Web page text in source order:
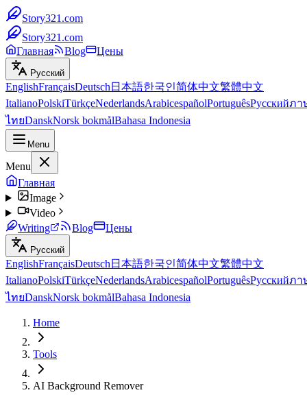
Story321.com
Story321.com
Главная
Blog Цены
Русский
EnglishFrançaisDeutsch 日本語한국인简体中文繁體中文
ItalianoPolskiTürkçeNederlandsArabicespañolPortuguêsРусскийภา
ไทยDanskNorsk bokmålBahasa Indonesia
Menu
Menu
Главная
Image
Video
Writing
Blog Цены
Русский
EnglishFrançaisDeutsch 日本語한국인简体中文繁體中文
ItalianoPolskiTürkçeNederlandsArabicespañolPortuguêsРусскийภา
ไทยDanskNorsk bokmålBahasa Indonesia
Home
Tools
AI Background Remover